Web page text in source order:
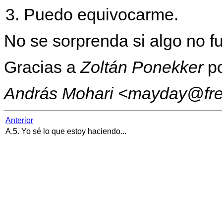
Puedo equivocarme.
No se sorprenda si algo no
Gracias aZoltán Ponekker
András Mohari
Anterior
A.5. Yo sé lo que estoy haciendo...